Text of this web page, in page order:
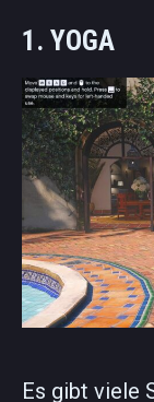
1. YOGA
Es gibt viele